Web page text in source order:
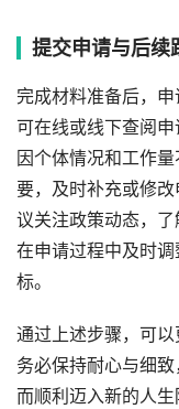
提交申请与后续
完成材料准备后，申
可在线或线下查阅
因个体情况和工作
要，及时补充或修
议关注政策动态，
在申请过程中及时
标。
通过上述步骤，可以
务必保持耐心与细
而顺利迈入新的人生